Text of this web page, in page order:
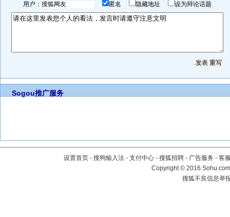
用户： 匿名 隐藏地址 设为辩论话题
Sogou推广服务
设置首页 - 搜狗输入法 - 支付中心 - 搜狐招聘 - 广告服务 - 客
Copyright©2016
搜狐不良信息举